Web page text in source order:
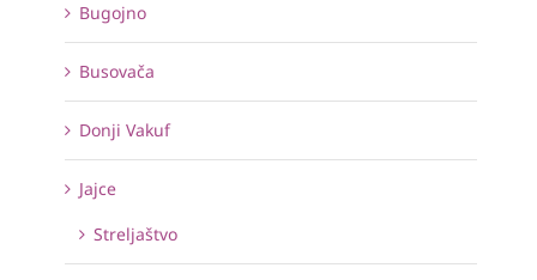
Bugojno
Busovača
Donji Vakuf
Jajce
Streljaštvo